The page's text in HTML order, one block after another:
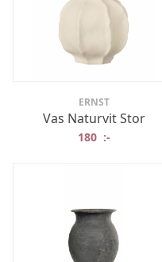
ERNST
Vas Naturvit Stor
180 :-